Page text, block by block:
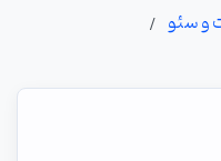
و سئو